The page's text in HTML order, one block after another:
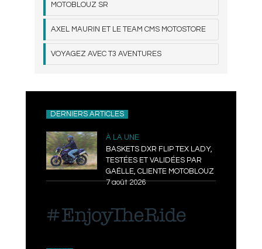
MOTOBLOUZ SR
AXEL MAURIN ET LE TEAM CMS MOTOSTORE
VOYAGEZ AVEC T3 AVENTURES
DERNIERS ARTICLES
À LA UNE
BASKETS DXR FLIP TEX LADY,
TESTÉES ET VALIDÉES PAR
GAËLLE, CLIENTE MOTOBLOUZ
7 août 2026